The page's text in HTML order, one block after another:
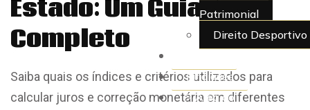
Patrimonial
Direito Desportivo
Juridiquês
> Área do
Estado: Um Guia
Completo
Saiba quais os índices e critérios utilizados para
calcular juros e correção monetária em diferentes